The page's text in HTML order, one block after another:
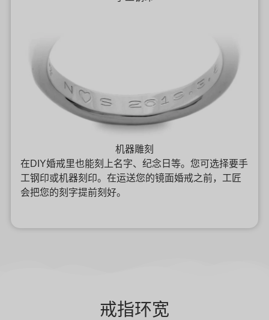
机器雕刻
在DIY婚戒里也能刻上名字、纪念日等。您可选择要手
工钢印或机器刻印。在运送您的镜面婚戒之前，工匠
会把您的刻字提前刻好。
戒指环宽